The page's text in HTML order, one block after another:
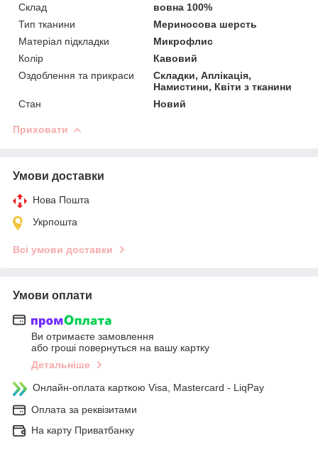
Склад
вовна 100%
Тип тканини
Мериносова шерсть
Матеріал підкладки
Микрофлис
Колір
Кавовий
Оздоблення та прикраси
Складки, Аплікація,
Намистини, Квіти з тканини
Стан
Новий
Приховати
Умови доставки
Нова Пошта
Укрпошта
Всі умови доставки
Умови оплати
Ви отримаєте замовлення
або гроші повернуться на вашу картку
Детальніше
Онлайн-оплата карткою Visa, Mastercard - LiqPay
Оплата за реквізитами
На карту Приватбанку